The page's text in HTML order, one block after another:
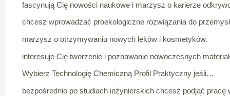
fascynują Cię nowości naukowe i marzysz o karierze
chcesz wprowadzać proekologiczne rozwiązania do
marzysz o otrzymywaniu nowych leków i kosmetyków.
interesuje Cię tworzenie i poznawanie nowoczesnych
Wybierz Technologię Chemiczną Profil Praktyczny jeśli…
bezpośrednio po studiach inżynierskich chcesz podjąć pracę